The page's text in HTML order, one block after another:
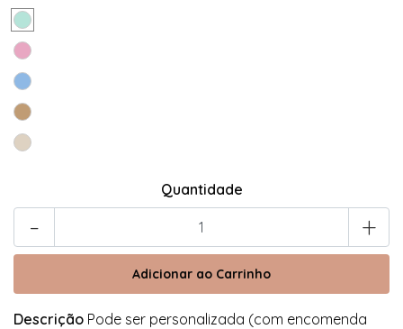
Quantidade
- +
Descrição Pode ser personalizada (com encomenda